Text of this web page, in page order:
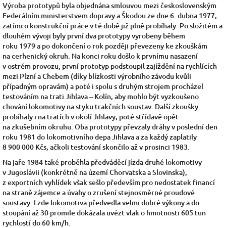
Výroba prototypů byla objednána smlouvou mezi československým
Federálním ministerstvem dopravy aŠkodou ze dne6. dubna 1977,
zatímco konstrukční práce v té době již plně probíhaly. Po složitém a
dlouhém vývoji byly první dva prototypy vyrobeny během
roku 1979a po dokončení o rok později převezeny ke zkouškám
nacerhenický okruh. Na konci roku došlo k prvnímu nasazení
v ostrém provozu, první prototyp podstoupil zajíždění na rychlících
mezi PlzníaChebem (díky blízkosti výrobního závodu kvůli
případným opravám) a poté i spolu s druhým strojem procházel
testováním na trati Jihlava– Kolín, aby mohlo být vyzkoušeno
chování lokomotivy na styku trakčních soustav. Další zkoušky
probíhaly i na tratích v okolíJihlavy, poté střídavě opět
nazkušebním okruhu. Oba prototypy převzalydráhyv poslední den
roku 1981 do lokomotivního depaJihlavaa za každý zaplatily
8 900 000 Kčs, ačkoli testování skončilo až v prosinci 1983.
Na jaře 1984 také proběhla předváděcí jízda druhé lokomotivy
v Jugoslávii (konkrétně na územíChorvatskaaSlovinska),
z exportních vyhlídek však sešlo především pro nedostatek financí
na straně zájemce a úvahy o zrušení stejnosměrné proudové
soustavy. I zde lokomotiva předvedla velmi dobré výkony a do
stoupání až 30 promile dokázala uvézt vlak o hmotnosti 605 tun
rychlostí do 60 km/h.